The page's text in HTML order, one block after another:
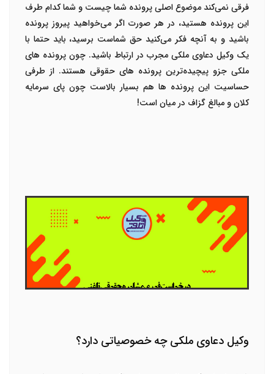
فرقی نمی‌کند موضوع اصلی پرونده شما چیست و شما کدام طرف
این پرونده هستید، در هر صورت اگر می‌خواهید پیروز پرونده
باشید و به آنچه فکر می‌کنید حق شماست برسید، باید حتما با
یک وکیل دعاوی ملکی مجرب در ارتباط باشید. چون پرونده های
ملکی جزو پیچیده‌ترین پرونده های حقوقی هستند. از طرفی
حساسیت این پرونده ها هم بسیار بالاست چون پای سرمایه
کلان و مبالغ گزاف در میان است!
وکیل دعاوی ملکی چه خصوصیاتی دارد؟